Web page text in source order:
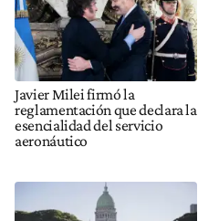
Javier Milei firmó la
reglamentación que declara la
esencialidad del servicio
aeronáutico